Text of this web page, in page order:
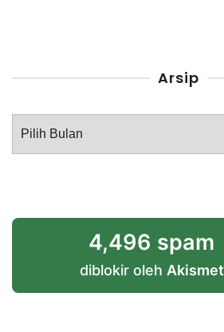
Arsip
Arsip
4,496 spam
diblokir oleh Akismet